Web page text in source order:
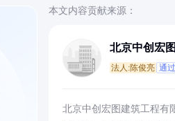
本文内容贡献来源：
北京中创宏
法人:陈俊亮 通
北京中创宏图建筑工程有